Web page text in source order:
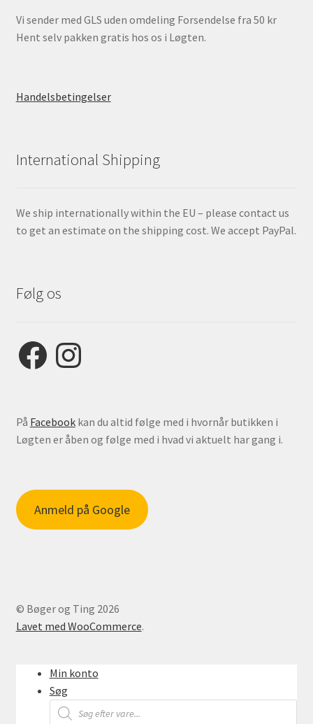
Vi sender med GLS uden omdeling Forsendelse fra 50 kr
Hent selv pakken gratis hos os i Løgten.
Handelsbetingelser
International Shipping
We ship internationally within the EU – please contact us
to get an estimate on the shipping cost. We accept PayPal.
Følg os
FacebookInstagram
På Facebookkan du altid følge med i hvornår butikken i
Løgten er åben og følge med i hvad vi aktuelt har gang i.
Anmeld på Google
© Bøger og Ting 2026
Lavet med WooCommerce.
Min konto
Søg
Products
search